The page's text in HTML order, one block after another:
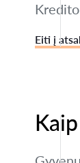
Eiti į